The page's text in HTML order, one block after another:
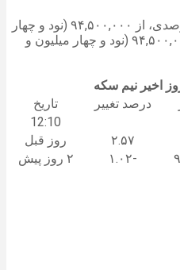
نیم سکه امروز با بدون تغییر ۰ درصدی، از ۹۴,۵۰۰,۰۰۰ (نود و چهار
میلیون و پانصد هزار) تومان به ۹۴,۵۰۰,۰۰۰ (نود و چهار میلیون و
درصد تغییر
تاریخ
12:10
۲.۵۷
روز قبل
-۱.۰۲ ۲ روز پیش